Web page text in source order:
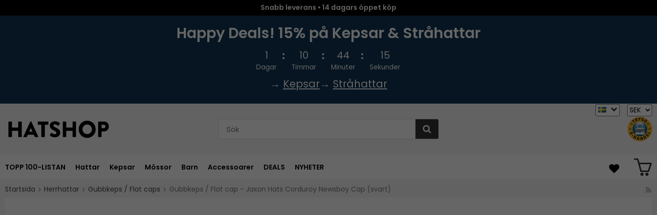
Snabb leverans • 14 dagars öppet köp
Happy Deals! 15% på Kepsar & Stråhattar
1
Dagar
10
Timmar
44
Minuter
15
Sekunder
→ Kepsar→ Stråhattar
TOPP 100-LISTAN Hattar Kepsar Mössor Barn Accessoarer DEALS NYHETER
Startsida Herrhattar Gubbkeps / Flat caps Gubbkeps / Flat cap - Jaxon Hats Corduroy Newsboy Cap (svart)